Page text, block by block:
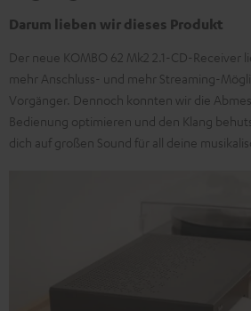
Darum lieben wir dieses Produkt
Der neue KOMBO 62 Mk2 2.1-CD-Receiver
mehr Anschluss- und mehr Streaming-
Vorgänger. Dennoch konnten wir die
Bedienung optimieren und den Klang
dich auf großen Sound für all deine